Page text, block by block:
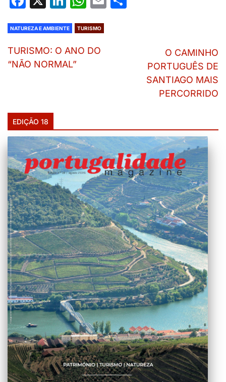
NATUREZA E AMBIENTE TURISMO
TURISMO: O ANO DO
“NÃO NORMAL”
O CAMINHO
PORTUGUÊS DE
SANTIAGO MAIS
PERCORRIDO
EDIÇÃO 18